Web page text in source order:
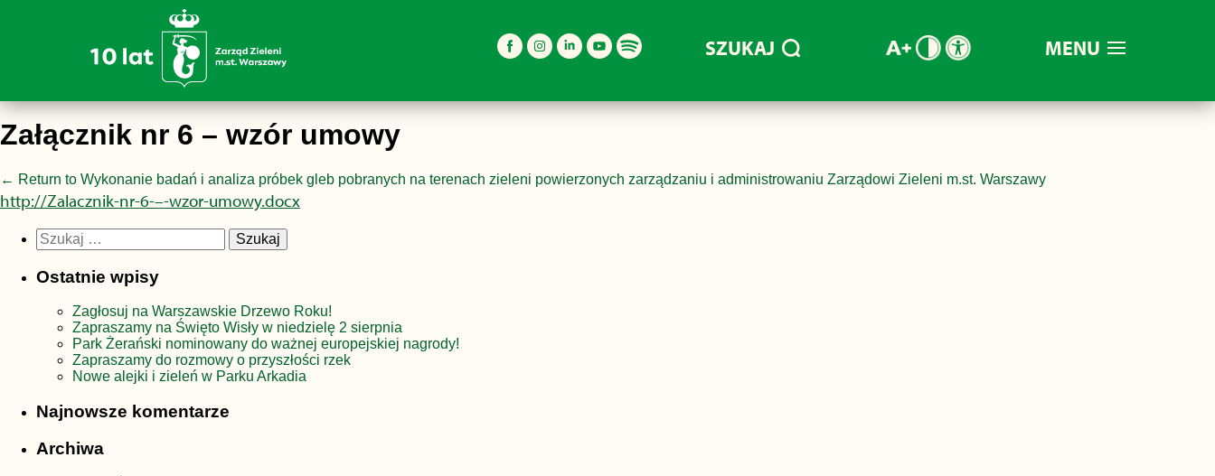
MENU
SZUKAJ
Załącznik nr 6 – wzór umowy
← Return to Wykonanie badań i analiza próbek gleb pobranych na terenach zieleni powierzonych zarządzaniu i administrowaniu Zarządowi Zieleni m.st. Warszawy
http://Zalacznik-nr-6-–-wzor-umowy.docx
Szukaj:
Ostatnie wpisy
Zagłosuj na Warszawskie Drzewo Roku!
Zapraszamy na Święto Wisły w niedzielę 2 sierpnia
Park Żerański nominowany do ważnej europejskiej nagrody!
Zapraszamy do rozmowy o przyszłości rzek
Nowe alejki i zieleń w Parku Arkadia
Najnowsze komentarze
Archiwa